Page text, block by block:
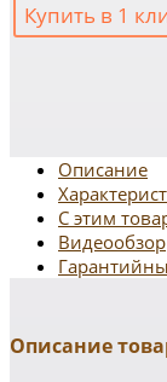
Купить в 1
Описание
С этим
Видеообзор
Описание